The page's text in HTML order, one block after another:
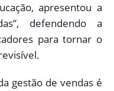
apresentou a
defendendo a
para tornar o
gestão de vendas é